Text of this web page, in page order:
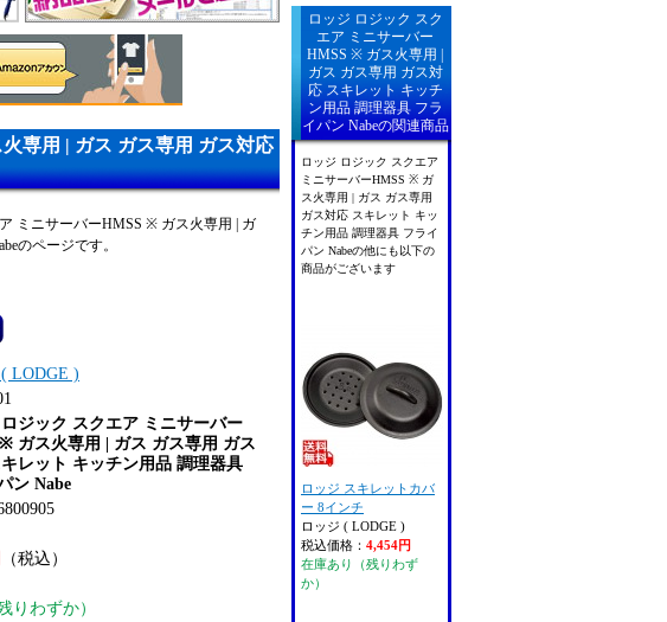
専用 | ガス ガス専用 ガス対応
ミニサーバーHMSS ※ ガス火専用 | ガ
のページです。
LODGE )
ジック スクエア ミニサーバー
ガス火専用 | ガス ガス専用 ガス
レット キッチン用品 調理器具
ン Nabe
（税込）
りわずか）
ロッジ ロジック スク
エア ミニサーバー
HMSS ※ ガス火専用 |
ガス ガス専用 ガス対
応 スキレット キッチ
ン用品 調理器具 フラ
イパン Nabeの関連商品
ロッジ ロジック スクエア
ミニサーバーHMSS ※ ガ
ス火専用 | ガス ガス専用
ガス対応 スキレット キッ
チン用品 調理器具 フライ
パン Nabeの他にも以下の
商品がございます
ロッジ スキレットカバ
ー 8インチ
ロッジ ( LODGE )
税込価格： 4,454円
在庫あり（残りわず
か）